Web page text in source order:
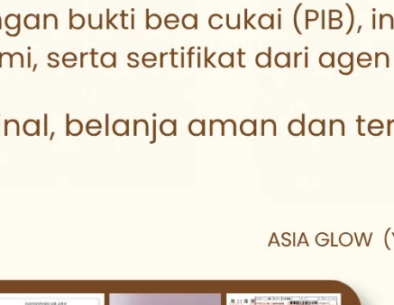
200ml
NT$58NT$250
NT$49NT$99